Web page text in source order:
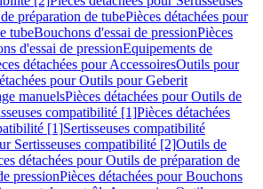
préparation de tubePièces détachées pour
tubeBouchons d'essai de pressionPièces
d'essai de pressionEquipements de
détachées pour AccessoiresOutils pour
pour Outils pour Geberit
manuelsPièces détachées pour Outils de
compatibilité [1]Pièces détachées
[1]Sertisseuses compatibilité
Sertisseuses compatibilité [2]Outils de
détachées pour Outils de préparation de
pressionPièces détachées pour Bouchons